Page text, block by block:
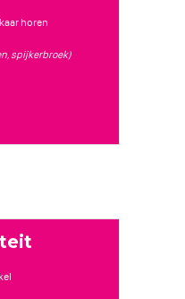
horen
spijkerbroek)